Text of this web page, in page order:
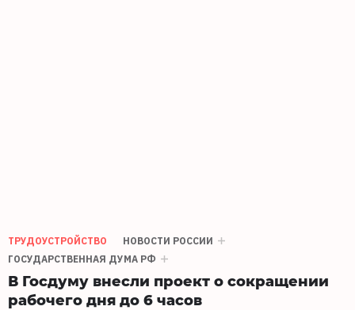
ТРУДОУСТРОЙСТВО
НОВОСТИ РОССИИ
ГОСУДАРСТВЕННАЯ ДУМА РФ
В Госдуму внесли проект о сокращении
рабочего дня до 6 часов